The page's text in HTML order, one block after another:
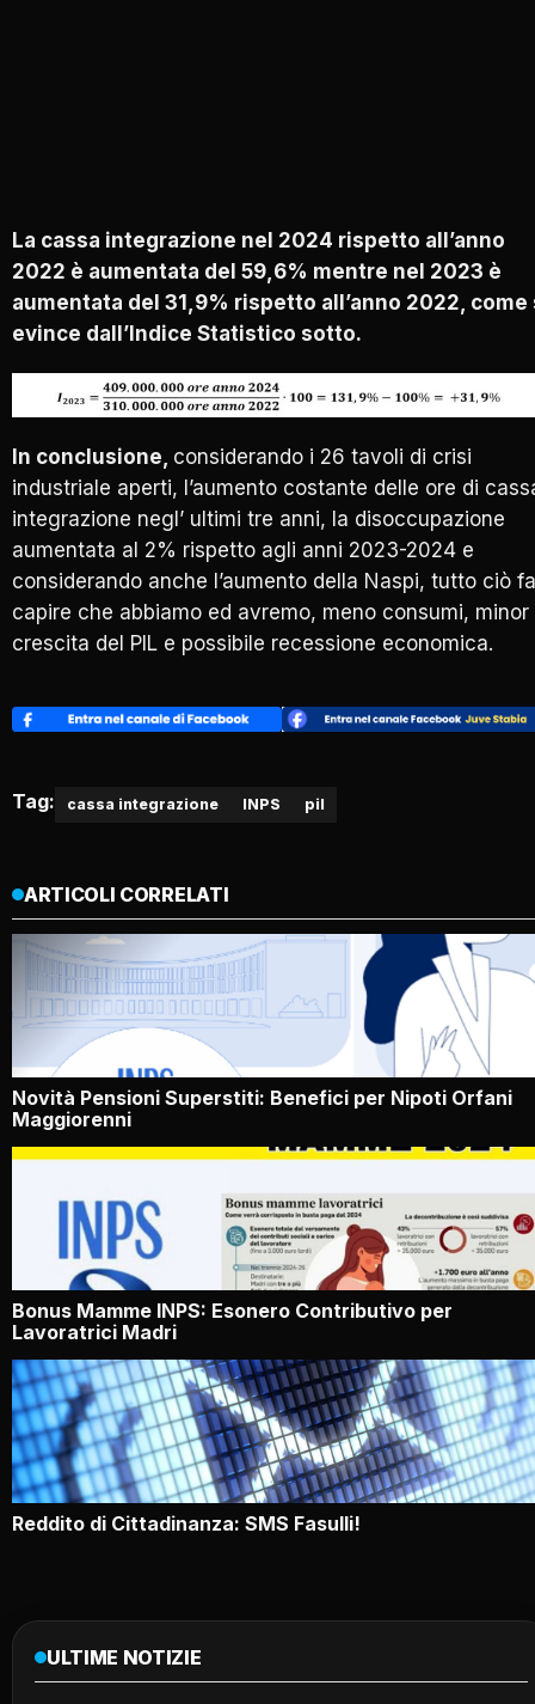
La cassa integrazione nel 2024 rispetto all’anno
2022 è aumentata del 59,6% mentre nel 2023 è
aumentata del 31,9% rispetto all’anno 2022, come
evince dall’Indice Statistico sotto.
In conclusione, considerando i 26 tavoli di crisi
industriale aperti, l’aumento costante delle ore di
integrazione negl’ ultimi tre anni, la disoccupazione
aumentata al 2% rispetto agli anni 2023-2024 e
considerando anche l’aumento della Naspi, tutto ciò fa
capire che abbiamo ed avremo, meno consumi, minor
crescita del PIL e possibile recessione economica.
Tag: cassa integrazione INPS pil
ARTICOLI CORRELATI
Novità Pensioni Superstiti: Benefici per Nipoti Orfani
Maggiorenni
Bonus Mamme INPS: Esonero Contributivo per
Lavoratrici Madri
Reddito di Cittadinanza: SMS Fasulli!
ULTIME NOTIZIE